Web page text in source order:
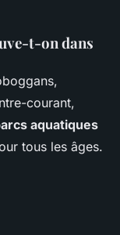
t-on dans
courant,
aquatiques
tous les âges.